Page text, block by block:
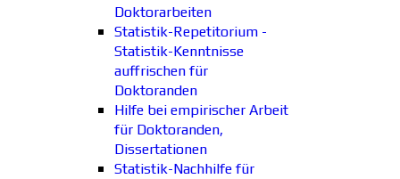
Doktorarbeiten
Statistik-Repetitorium -
Statistik-Kenntnisse
auffrischen für
Doktoranden
Hilfe bei empirischer Arbeit
für Doktoranden,
Dissertationen
Statistik-Nachhilfe für